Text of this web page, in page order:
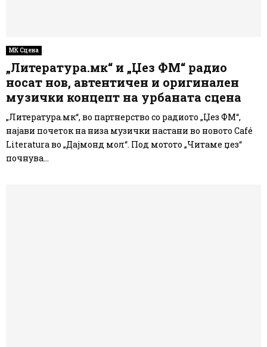
МК Сцена
„Литература.мк“ и „Џез ФМ“ радио
носат нов, автентичен и оригинален
музички концепт на урбаната сцена
„Литература.мк“, во партнерство со радиото „Џез ФМ“,
најави почеток на низа музички настани во новото Café
Literatura во „Дајмонд мол“. Под мотото „Читаме џез“
почнува...